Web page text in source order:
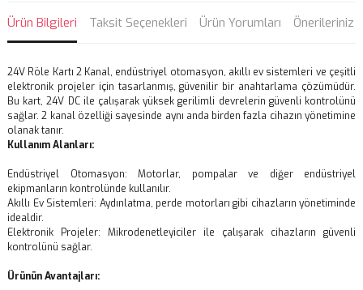
Ürün Bilgileri Taksit Seçenekleri Ürün Yorumları Önerileriniz
24V Röle Kartı 2 Kanal, endüstriyel otomasyon, akıllı ev sistemleri ve çeşitli
elektronik projeler için tasarlanmış, güvenilir bir anahtarlama çözümüdür.
Bu kart, 24V DC ile çalışarak yüksek gerilimli devrelerin güvenli kontrolünü
sağlar. 2 kanal özelliği sayesinde aynı anda birden fazla cihazın yönetimine
olanak tanır.
Kullanım Alanları:
Endüstriyel Otomasyon: Motorlar, pompalar ve diğer endüstriyel
ekipmanların kontrolünde kullanılır.
Akıllı Ev Sistemleri: Aydınlatma, perde motorları gibi cihazların yönetiminde
idealdir.
Elektronik Projeler: Mikrodenetleyiciler ile çalışarak cihazların güvenli
kontrolünü sağlar.
Ürünün Avantajları: